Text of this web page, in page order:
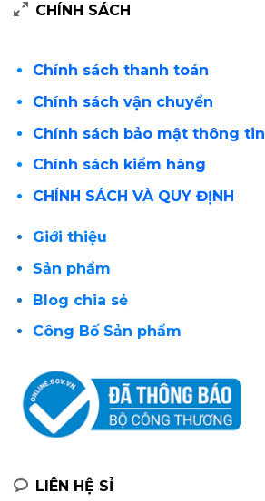
CHÍNH SÁCH
Chính sách thanh toán
Chính sách vận chuyển
Chính sách bảo mật thông tin
Chính sách kiểm hàng
CHÍNH SÁCH VÀ QUY ĐỊNH
Giới thiệu
Sản phẩm
Blog chia sẻ
Công Bố Sản phẩm
LIÊN HỆ SỈ